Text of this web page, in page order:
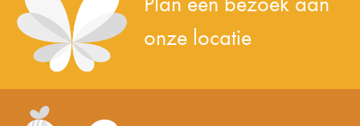
onze locatie